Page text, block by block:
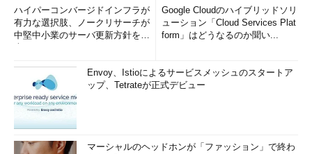
ハイパーコンバージドインフラが
有力な選択肢、ノークリサーチが
中堅中小業のサーバ更新方針を調
Google Cloudのハイブリッドソリ
ューション「Cloud Services Plat
form」はどうなるのか聞い...
Envoy、Istioによるサービスメッシュのスタートア
ップ、Tetrateが正式デビュー
マーシャルのヘッドホンが「ファッション」で終わ